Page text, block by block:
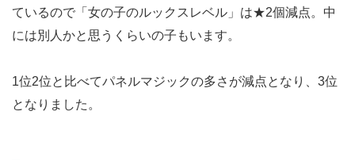
ているので「女の子のルックスレベル」は★2個減点。中
には別人かと思うくらいの子もいます。
1位2位と比べてパネルマジックの多さが減点となり、3位
となりました。